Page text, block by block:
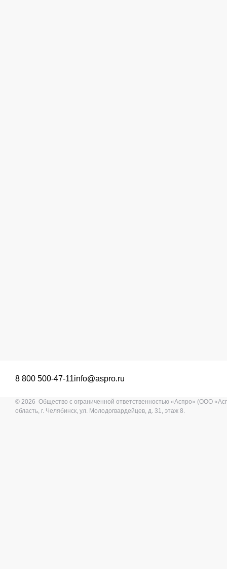
8 800 500-47-11info@aspro.ru
© 2026 Общество с ограниченной ответственностью «Аспро» (ООО
область, г. Челябинск, ул. Молодогвардейцев, д. 31, этаж 8.